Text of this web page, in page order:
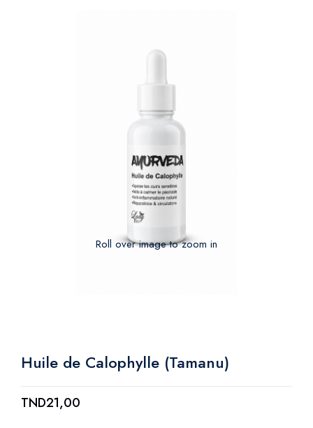
Roll over image to zoom in
Huile de Calophylle (Tamanu)
TND21,00